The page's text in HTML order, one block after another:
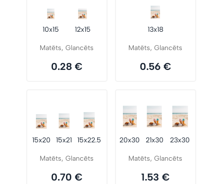
10x15 12x15
Matēts, Glancēts
0.28 €
13x18
Matēts, Glancēts
0.56 €
15x20 15x21 15x22.5
Matēts, Glancēts
0.70 €
20x30 21x30 23x30
Matēts, Glancēts
1.53 €